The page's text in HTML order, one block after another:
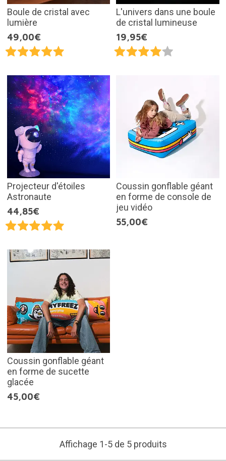
Boule de cristal avec
lumière
49,00€
L'univers dans une boule
de cristal lumineuse
19,95€
Projecteur d'étoiles
Astronaute
44,85€
Coussin gonflable géant
en forme de console de
jeu vidéo
55,00€
Coussin gonflable géant
en forme de sucette
glacée
45,00€
Affichage 1-5 de 5 produits